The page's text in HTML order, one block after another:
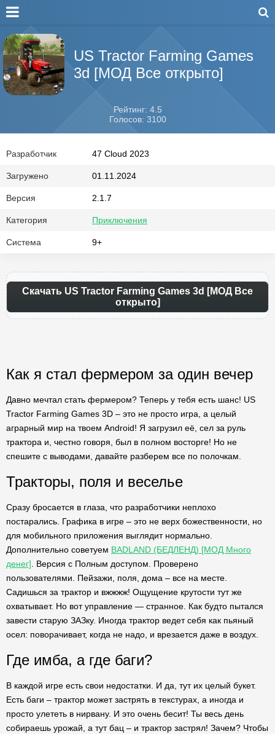
US Tractor Farming Games
3d [МОД Все открыто]
Рейтинг: 4.5
Голосов: 3100
Разработчик 47 Cloud 2023
Загружено 01.11.2024
Версия 2.1.7
Категория Приключения
Система 9+
Скачать US Tractor Farming Games 3d [МОД Все
открыто]
Как я стал фермером за один вечер
Давно мечтал стать фермером? Теперь у тебя есть шанс! US
Tractor Farming Games 3D – это не просто игра, а целый
аграрный мир на твоем Android! Я загрузил её, сел за руль
трактора и, честно говоря, был в полном восторге! Но не
спешите с выводами, давайте разберем все по полочкам.
Тракторы, поля и веселье
Сразу бросается в глаза, что разработчики неплохо
постарались. Графика в игре – это не верх божественности, но
для мобильного приложения выглядит нормально.
Дополнительно советуем BADLAND (БЕДЛЕНД) [МОД Много
денег] . Версия с Полным доступом. Проверено
пользователями. Пейзажи, поля, дома – все на месте.
Садишься за трактор и вжжжж! Ощущение крутости тут же
охватывает. Но вот управление — странное. Как будто пытался
завести старую ЗАЗку. Иногда трактор ведет себя как пьяный
осел: поворачивает, когда не надо, и врезается даже в воздух.
Где имба, а где баги?
В каждой игре есть свои недостатки. И да, тут их целый букет.
Есть баги – трактор может застрять в текстурах, а иногда и
просто улететь в нирвану. И это очень бесит! Ты весь день
собираешь урожай, а тут бац – и трактор застрял! Зачем? Чтобы